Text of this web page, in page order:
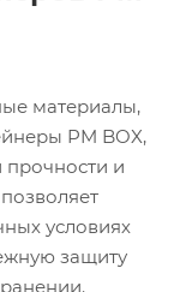
материалы,
PM BOX,
и
условиях
защиту